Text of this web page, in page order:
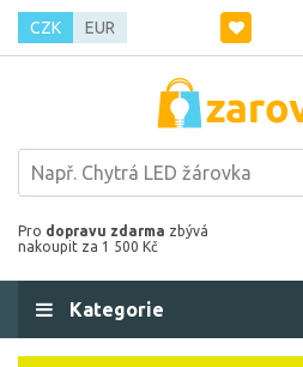
CZK EUR
Pro dopravu zdarma zbývá
nakoupit za 1 500 Kč
Kategorie